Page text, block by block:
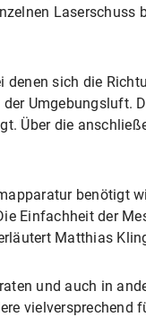
Laserschuss
sich die
Umgebungsluft.
Über die
benötigt
Einfachheit der
Matthias
und auch in
vielversprechend